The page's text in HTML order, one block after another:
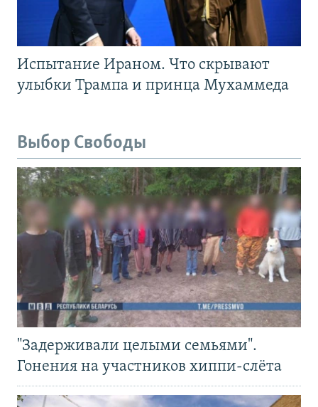
Испытание Ираном. Что скрывают
улыбки Трампа и принца Мухаммеда
Выбор Свободы
"Задерживали целыми семьями".
Гонения на участников хиппи-слёта